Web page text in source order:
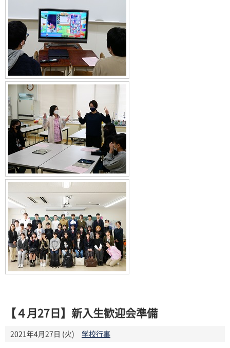
【４月27日】新入生歓迎会準備
2021年4月27日 (火)
学校行事